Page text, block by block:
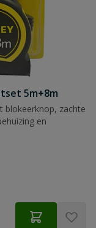
5m+8m
blokeerknop, zachte
en